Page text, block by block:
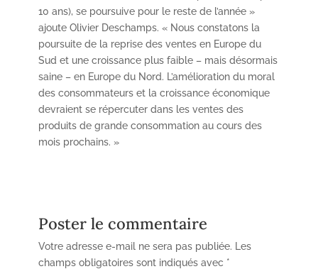
10 ans), se poursuive pour le reste de l’année »
ajoute Olivier Deschamps. « Nous constatons la
poursuite de la reprise des ventes en Europe du
Sud et une croissance plus faible – mais désormais
saine – en Europe du Nord. L’amélioration du moral
des consommateurs et la croissance économique
devraient se répercuter dans les ventes des
produits de grande consommation au cours des
mois prochains. »
Poster le commentaire
Votre adresse e-mail ne sera pas publiée.
Les
champs obligatoires sont indiqués avec *